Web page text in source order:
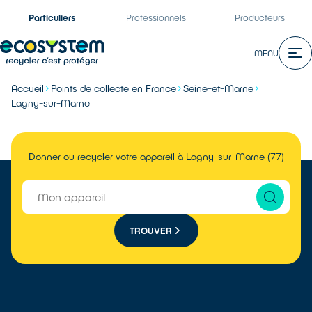
Particuliers Professionnels Producteurs
MENU
Accueil Points de collecte en France Seine-et-Marne
Lagny-sur-Marne
Donner ou recycler votre appareil à Lagny-sur-Marne (77)
TROUVER